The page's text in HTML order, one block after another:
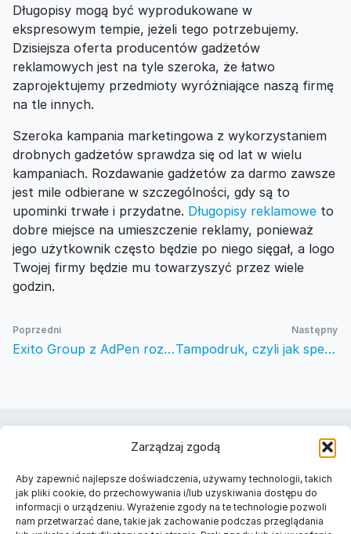
Zarządzaj zgodą
Aby zapewnić najlepsze doświadczenia, używamy technologii, takich
jak pliki cookie, do przechowywania i/lub uzyskiwania dostępu do
informacji o urządzeniu. Wyrażenie zgody na te technologie pozwoli
nam przetwarzać dane, takie jak zachowanie podczas przeglądania
Długopisy mogą być wyprodukowane w
ekspresowym tempie, jeżeli tego potrzebujemy.
Dzisiejsza oferta producentów gadżetów
reklamowych jest na tyle szeroka, że łatwo
zaprojektujemy przedmioty wyróżniające naszą firmę
na tle innych.
Szeroka kampania marketingowa z wykorzystaniem
drobnych gadżetów sprawdza się od lat w wielu
kampaniach. Rozdawanie gadżetów za darmo zawsze
jest mile odbierane w szczególności, gdy są to
upominki trwałe i przydatne. Długopisy reklamowe to
dobre miejsce na umieszczenie reklamy, ponieważ
jego użytkownik często będzie po niego sięgał, a logo
Twojej firmy będzie mu towarzyszyć przez wiele
godzin.
Poprzedni
Exito Group z AdPen rozszerza działalność – nowa współpraca z agencją reklamową Promoteca
Następny
Tampodruk, czyli jak spersonalizować długopisy reklamowe
Znajdź nas w Twoim mieście
Długopisy reklamowe Warszawa
Długopisy reklamowe Kraków
Długopisy reklamowe Łódź